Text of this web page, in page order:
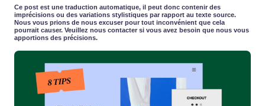
Ce post est une traduction automatique, il peut donc contenir des
imprécisions ou des variations stylistiques par rapport au texte source.
Nous vous prions de nous excuser pour tout inconvénient que cela
pourrait causer. Veuillez nous contacter si vous avez besoin que nous vous
apportions des précisions.